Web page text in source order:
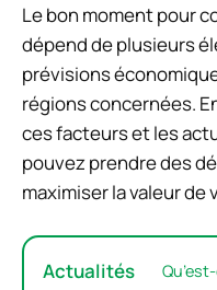
Le bon moment pour
dépend de plusieurs
prévisions
régions concernées.
ces facteurs et les
pouvez prendre des
maximiser la valeur
Actualités